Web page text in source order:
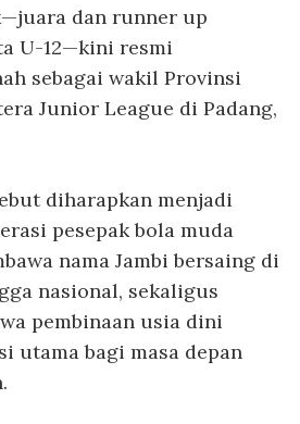
dan runner up
U-12—kini resmi
sebagai wakil Provinsi
Junior League di Padang,
diharapkan menjadi
pesepak bola muda
nama Jambi bersaing di
nasional, sekaligus
pembinaan usia dini
utama bagi masa depan